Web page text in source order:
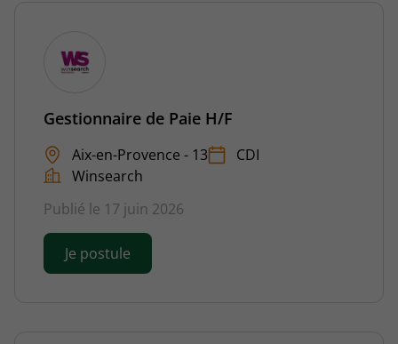
Gestionnaire de Paie H/F
Aix-en-Provence - 13
CDI
Winsearch
Publié le 17 juin 2026
Je postule